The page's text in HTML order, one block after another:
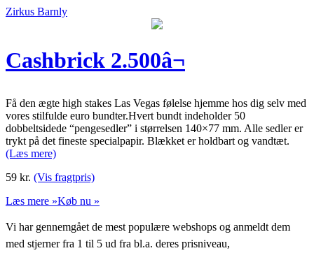
Zirkus Barnly
Cashbrick 2.500â¬
Få den ægte high stakes Las Vegas følelse hjemme hos dig selv med
vores stilfulde euro bundter.Hvert bundt indeholder 50
dobbeltsidede “pengesedler” i størrelsen 140×77 mm. Alle sedler er
trykt på det fineste specialpapir. Blækket er holdbart og vandtæt.
(Læs mere)
59 kr. (Vis fragtpris)
Læs mere »Køb nu »
Vi har gennemgået de mest populære webshops og anmeldt dem
med stjerner fra 1 til 5 ud fra bl.a. deres prisniveau,